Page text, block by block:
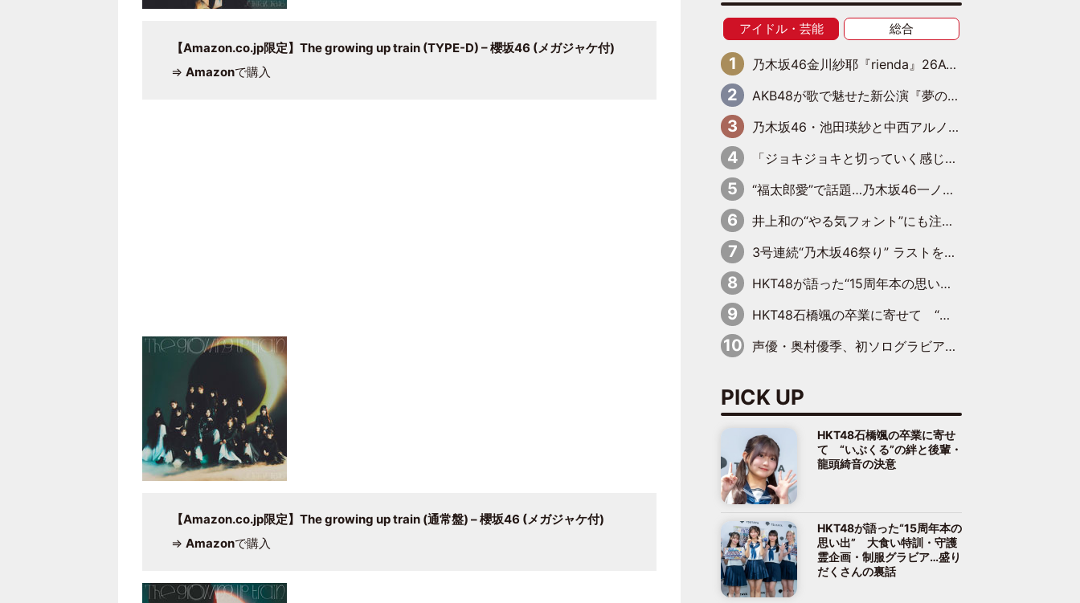
【Amazon.co.jp限定】The growing up train (TYPE-D) – 櫻坂46 (メガジャケ付)
⇒ Amazonで購入
【Amazon.co.jp限定】The growing up train (通常盤) – 櫻坂46 (メガジャケ付)
⇒ Amazonで購入
アイドル・芸能 総合
乃木坂46金川紗耶『rienda』26AW LOOKモデルに就任
AKB48が歌で魅せた新公演『夢のポップスター』 初日から全身全霊のステージ
乃木坂46・池田瑛紗と中西アルノが「真冬のかき氷」騒動で火花散らす！ 因縁の裏にあるのは、逆境をともに“凌”ぐ似た者同士の絆
「ジョキジョキと切っていく感じ」STU48中村舞、新しい挑戦は自らの手で
“福太郎愛”で話題…乃木坂46一ノ瀬美空、地元福岡『めんべい25周年トップサポーター』に就任
井上和の“やる気フォント”にも注目 乃木坂46が挑んだ書道パフォーマンスの舞台裏
3号連続“乃木坂46祭り” ラストを飾るのは賀喜遥香…5年ぶりの登場に「5年分大人になった私を見ていただけたら」
HKT48が語った“15周年本の思い出” 大食い特訓・守護霊企画・制服グラビア…盛りだくさんの裏話
HKT48石橋颯の卒業に寄せて “いぶくる”の絆と後輩・龍頭綺音の決意
声優・奥村優季、初ソログラビアで初ソロ表紙を飾る！ 初めて見せる表情や、声優を志したきっかけなどを語った必読のインタビューを掲載
PICK UP
HKT48石橋颯の卒業に寄せ
て “いぶくる”の絆と後輩・
龍頭綺音の決意
HKT48が語った“15周年本の
思い出” 大食い特訓・守護
霊企画・制服グラビア…盛り
だくさんの裏話